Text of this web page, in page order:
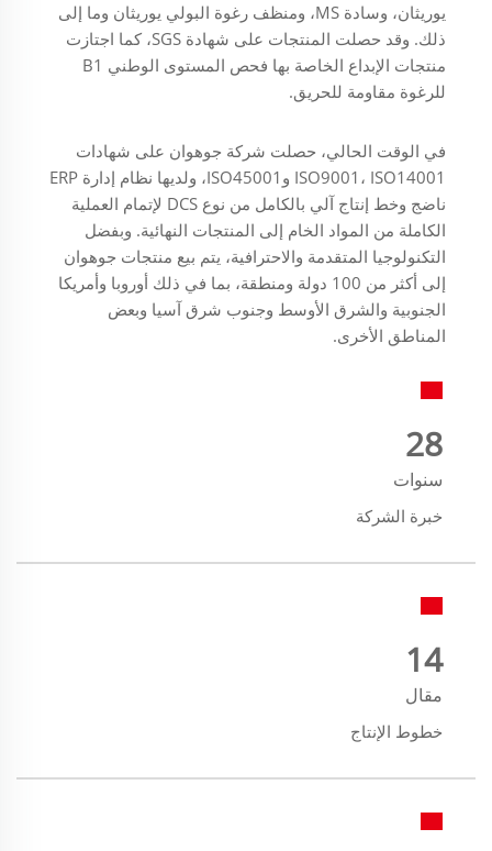
يوريثان، وسادة MS، ومنظف رغوة البولي يوريثان وما إلى
ذلك. وقد حصلت المنتجات على شهادة SGS، كما اجتازت
منتجات الإبداع الخاصة بها فحص المستوى الوطني B1
للرغوة مقاومة للحريق.
في الوقت الحالي، حصلت شركة جوهوان على شهادات
ISO9001، ISO14001 وISO45001، ولديها نظام إدارة ERP
ناضج وخط إنتاج آلي بالكامل من نوع DCS لإتمام العملية
الكاملة من المواد الخام إلى المنتجات النهائية. وبفضل
التكنولوجيا المتقدمة والاحترافية، يتم بيع منتجات جوهوان
إلى أكثر من 100 دولة ومنطقة، بما في ذلك أوروبا وأمريكا
الجنوبية والشرق الأوسط وجنوب شرق آسيا وبعض
المناطق الأخرى.
30
سنوات
خبرة الشركة
15
مقال
خطوط الإنتاج